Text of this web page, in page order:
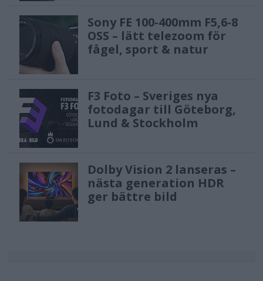
Sony FE 100-400mm F5,6-8
OSS – lätt telezoom för
fågel, sport & natur
F3 Foto – Sveriges nya
fotodagar till Göteborg,
Lund & Stockholm
Dolby Vision 2 lanseras –
nästa generation HDR
ger bättre bild